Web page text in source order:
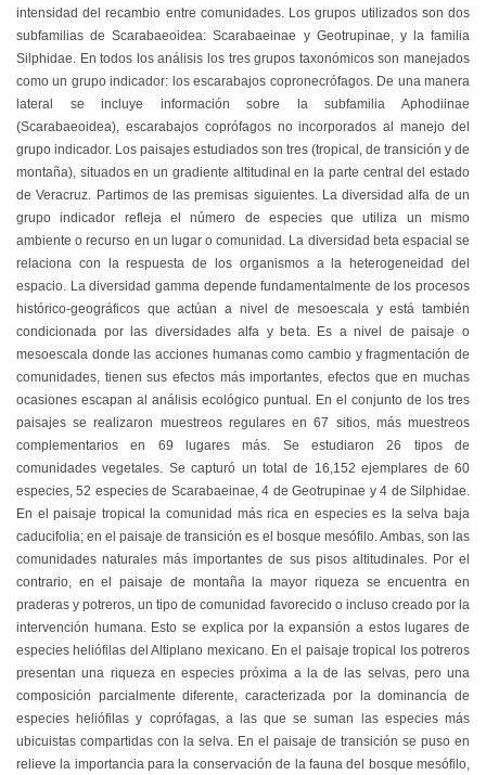
intensidad del recambio entre comunidades. Los grupos utilizados son dos
subfamilias de Scarabaeoidea: Scarabaeinae y Geotrupinae, y la familia
Silphidae. En todos los análisis los tres grupos taxonómicos son manejados
como un grupo indicador: los escarabajos copronecrófagos. De una manera
lateral se incluye información sobre la subfamilia Aphodiinae
(Scarabaeoidea), escarabajos coprófagos no incorporados al manejo del
grupo indicador. Los paisajes estudiados son tres (tropical, de transición y de
montaña), situados en un gradiente altitudinal en la parte central del estado
de Veracruz. Partimos de las premisas siguientes. La diversidad alfa de un
grupo indicador refleja el número de especies que utiliza un mismo
ambiente o recurso en un lugar o comunidad. La diversidad beta espacial se
relaciona con la respuesta de los organismos a la heterogeneidad del
espacio. La diversidad gamma depende fundamentalmente de los procesos
histórico-geográficos que actúan a nivel de mesoescala y está también
condicionada por las diversidades alfa y beta. Es a nivel de paisaje o
mesoescala donde las acciones humanas como cambio y fragmentación de
comunidades, tienen sus efectos más importantes, efectos que en muchas
ocasiones escapan al análisis ecológico puntual. En el conjunto de los tres
paisajes se realizaron muestreos regulares en 67 sitios, más muestreos
complementarios en 69 lugares más. Se estudiaron 26 tipos de
comunidades vegetales. Se capturó un total de 16,152 ejemplares de 60
especies, 52 especies de Scarabaeinae, 4 de Geotrupinae y 4 de Silphidae.
En el paisaje tropical la comunidad más rica en especies es la selva baja
caducifolia; en el paisaje de transición es el bosque mesófilo. Ambas, son las
comunidades naturales más importantes de sus pisos altitudinales. Por el
contrario, en el paisaje de montaña la mayor riqueza se encuentra en
praderas y potreros, un tipo de comunidad favorecido o incluso creado por la
intervención humana. Esto se explica por la expansión a estos lugares de
especies heliófilas del Altiplano mexicano. En el paisaje tropical los potreros
presentan una riqueza en especies próxima a la de las selvas, pero una
composición parcialmente diferente, caracterizada por la dominancia de
especies heliófilas y coprófagas, a las que se suman las especies más
ubicuistas compartidas con la selva. En el paisaje de transición se puso en
relieve la importancia para la conservación de la fauna del bosque mesófilo,